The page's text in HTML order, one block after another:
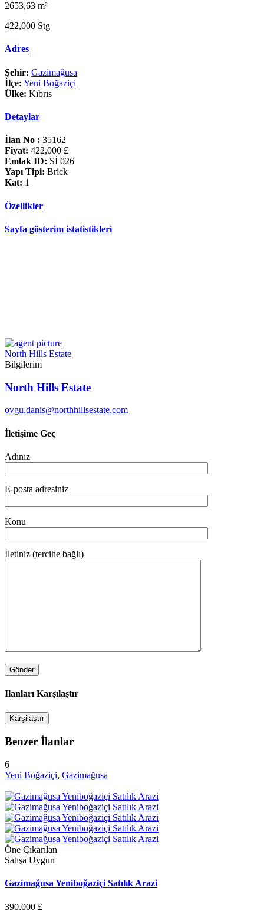
2653,63 m²
422,000 Stg
Adres
Şehir: Gazimağusa
İlçe: Yeni Boğaziçi
Ülke: Kıbrıs
Detaylar
İlan No : 35162
Fiyat: 422,000 £
Emlak ID: Sİ 026
Yapı Tipi: Brick
Kat: 1
Özellikler
Sayfa gösterim istatistikleri
North Hills Estate
Bilgilerim
North Hills Estate
ovgu.danis@northhillsestate.com
İletişime Geç
Adınız
E-posta adresiniz
Konu
İletiniz (tercihe bağlı)
Ilanları Karşılaştır
Karşilaştır
Benzer İlanlar
6
Yeni Boğaziçi, Gazimağusa
Öne Çıkarılan
Satışa Uygun
Gazimağusa Yeniboğaziçi Satılık Arazi
390,000 £